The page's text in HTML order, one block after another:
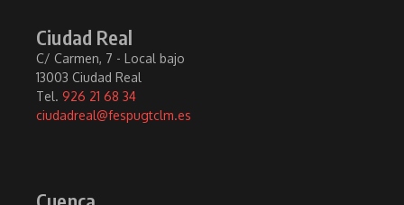
Ciudad Real
C/ Carmen, 7 - Local bajo
13003 Ciudad Real
Tel. 926 21 68 34
ciudadreal@fespugtclm.es